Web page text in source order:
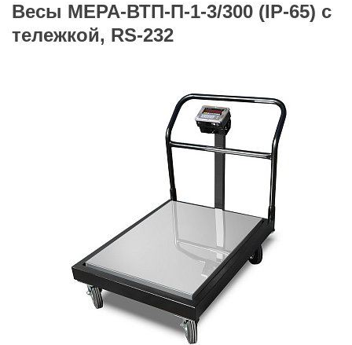
Весы МЕРА-ВТП-П-1-3/300 (IP-65) с
тележкой, RS-232